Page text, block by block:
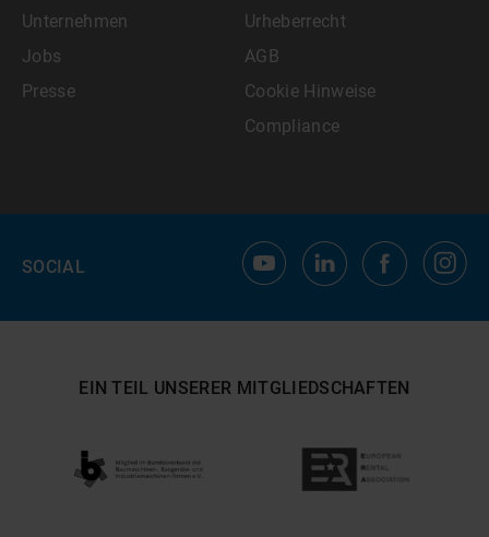
Unternehmen
Jobs
Presse
Urheberrecht
AGB
Cookie Hinweise
Compliance
SOCIAL
EIN TEIL UNSERER MITGLIEDSCHAFTEN